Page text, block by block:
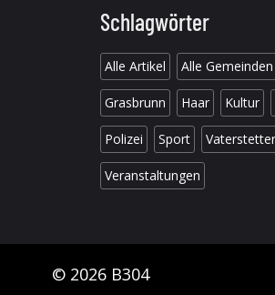
Schlagwörter
Alle Artikel Alle Gemeinden
Grasbrunn Haar Kultur
Polizei Sport
Veranstaltungen
© 2026 B304